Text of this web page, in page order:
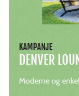
KAMPANJE
DENVER
Moderne og